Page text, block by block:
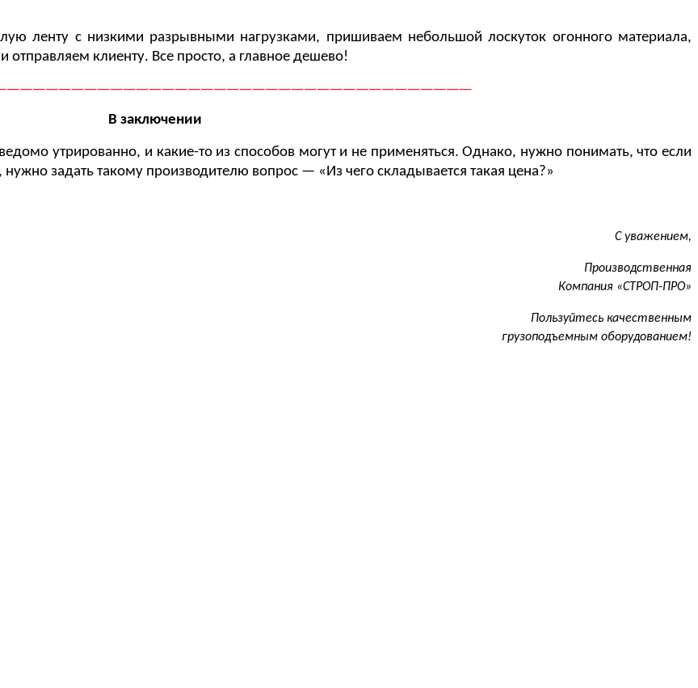
ленту с низкими разрывными нагрузками, пришиваем небольшой лоскуток огонного материала,
клиенту. Все просто, а главное дешево!
В заключении
утрированно, и какие-то из способов могут и не применяться. Однако, нужно понимать, что если
задать такому производителю вопрос — «Из чего складывается такая цена?»
С уважением,
Компания «СТРОП-ПРО»
качественным
грузоподъемным оборудованием!